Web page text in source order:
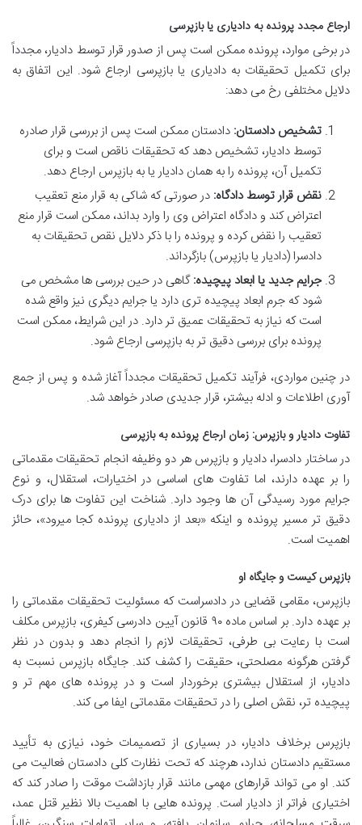
ارجاع مجدد پرونده به دادیاری یا بازپرسی
در برخی موارد، پرونده ممکن است پس از صدور قرار توسط دادیار، مجدداً
برای تکمیل تحقیقات به دادیاری یا بازپرسی ارجاع شود. این اتفاق به
دلایل مختلفی رخ می دهد:
تشخیص دادستان: دادستان ممکن است پس از بررسی قرار صادره
توسط دادیار، تشخیص دهد که تحقیقات ناقص است و برای
تکمیل آن، پرونده را به همان دادیار یا به بازپرس ارجاع دهد.
نقض قرار توسط دادگاه: در صورتی که شاکی به قرار منع تعقیب
اعتراض کند و دادگاه اعتراض وی را وارد بداند، ممکن است قرار منع
تعقیب را نقض کرده و پرونده را با ذکر دلایل نقص تحقیقات به
دادسرا (دادیار یا بازپرس) بازگرداند.
جرایم جدید یا ابعاد پیچیده:گاهی در حین بررسی ها مشخص می
شود که جرم ابعاد پیچیده تری دارد یا جرایم دیگری نیز واقع شده
است که نیاز به تحقیقات عمیق تر دارد. در این شرایط، ممکن است
پرونده برای بررسی دقیق تر به بازپرسی ارجاع شود.
در چنین مواردی، فرآیند تکمیل تحقیقات مجدداً آغاز شده و پس از جمع
آوری اطلاعات و ادله بیشتر، قرار جدیدی صادر خواهد شد.
تفاوت دادیار و بازپرس: زمان ارجاع پرونده به بازپرسی
در ساختار دادسرا، دادیار و بازپرس هر دو وظیفه انجام تحقیقات مقدماتی
را بر عهده دارند، اما تفاوت های اساسی در اختیارات، استقلال، و نوع
جرایم مورد رسیدگی آن ها وجود دارد. شناخت این تفاوت ها برای درک
دقیق تر مسیر پرونده و اینکه «بعد از دادیاری پرونده کجا میرود»، حائز
اهمیت است.
بازپرس کیست و جایگاه او
بازپرس، مقامی قضایی در دادسراست که مسئولیت تحقیقات مقدماتی را
بر عهده دارد. بر اساس ماده ۹۰ قانون آیین دادرسی کیفری، بازپرس مکلف
است با رعایت بی طرفی، تحقیقات لازم را انجام دهد و بدون در نظر
گرفتن هرگونه مصلحتی، حقیقت را کشف کند. جایگاه بازپرس نسبت به
دادیار، از استقلال بیشتری برخوردار است و در پرونده های مهم تر و
پیچیده تر، نقش اصلی را در تحقیقات مقدماتی ایفا می کند.
بازپرس برخلاف دادیار، در بسیاری از تصمیمات خود، نیازی به تأیید
مستقیم دادستان ندارد، هرچند که تحت نظارت کلی دادستان فعالیت می
کند. او می تواند قرارهای مهمی مانند قرار بازداشت موقت را صادر کند که
اختیاری فراتر از دادیار است. پرونده هایی با اهمیت بالا نظیر قتل عمد،